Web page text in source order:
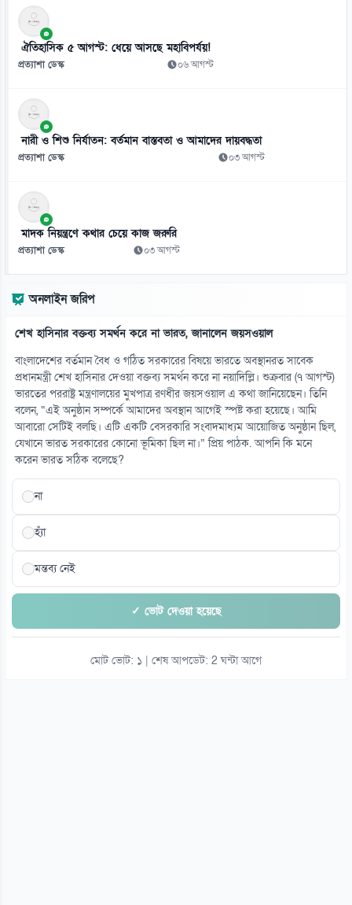
০৭ আগস্ট
১০
শেখ হাসিনাকে ফিরিয়ে আনতে দেরি কেন, প্রশ্ন শফিকুর রহমানের
১১
জুলাইয়ের ‘নীরব বিপ্লবীদের’ প্রতি নাহিদের কৃতজ্ঞতা
০৭ আগস্ট
১২
এআইয়ের প্রভাবে উন্নত দেশে চাকরি হারানোর ঝুঁকি বেশি
০৭ আগস্ট
০৭ আগস্ট
১৪
৪১ বছরের ইতিহাসে প্রথমবার সৌদি তেল আমদানি বন্ধ যুক্তরাষ্ট্রের
০৭ আগস্ট
১৫
সৌদিতে ইরানপন্থিদের দ্বিমুখী হামলার আশঙ্কা
০৭ আগস্ট
ঐতিহাসিক ৫ আগস্ট: ধেয়ে আসছে মহাবিপর্যয়!
প্রত্যাশা ডেস্ক ০৬ আগস্ট
নারী ও শিশু নির্যাতন: বর্তমান বাস্তবতা ও আমাদের দায়বদ্ধতা
প্রত্যাশা ডেস্ক ০৩ আগস্ট
মাদক নিয়ন্ত্রণে কথার চেয়ে কাজ জরুরি
প্রত্যাশা ডেস্ক ০৩ আগস্ট
অনলাইন জরিপ
শেখ হাসিনার বক্তব্য সমর্থন করে না ভারত, জানালেন জয়সওয়াল
বাংলাদেশের বর্তমান বৈধ ও গঠিত সরকারের বিষয়ে ভারতে অবস্থানরত সাবেক
প্রধানমন্ত্রী শেখ হাসিনার দেওয়া বক্তব্য সমর্থন করে না নয়াদিল্লি। শুক্রবার (৭ আগস্ট)
ভারতের পররাষ্ট্র মন্ত্রণালয়ের মুখপাত্র রণধীর জয়সওয়াল এ কথা জানিয়েছেন। তিনি
বলেন, “এই অনুষ্ঠান সম্পর্কে আমাদের অবস্থান আগেই স্পষ্ট করা হয়েছে। আমি
আবারো সেটিই বলছি। এটি একটি বেসরকারি সংবাদমাধ্যম আয়োজিত অনুষ্ঠান ছিল,
যেখানে ভারত সরকারের কোনো ভূমিকা ছিল না।” প্রিয় পাঠক. আপনি কি মনে
করেন ভারত সঠিক বলেছে?
না
হ্যাঁ
মন্তব্য নেই
✓ ভোট দেওয়া হয়েছে
মোট ভোট: ১ | শেষ আপডেট: 2 ঘন্টা আগে